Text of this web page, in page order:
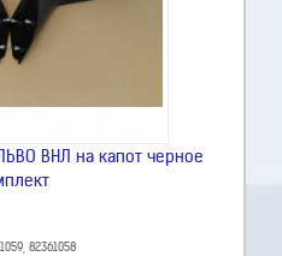
ВНЛ на капот черное
82361058